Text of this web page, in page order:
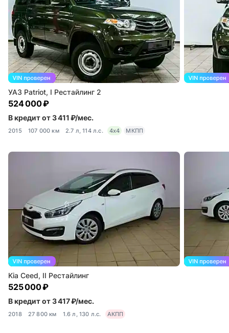
УАЗ Patriot, I Рестайлинг 2
524 000 ₽
В кредит от 3 411 ₽/мес.
2015 107 000 км 2.7 л, 114 л.с. 4x4 МКПП
Kia Ceed, II Рестайлинг
525 000 ₽
В кредит от 3 417 ₽/мес.
2018 27 800 км 1.6 л, 130 л.с. АКПП